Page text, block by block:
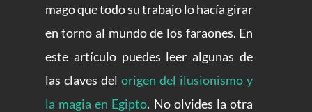
mago que todo su trabajo lo hacía girar
en torno al mundo de los faraones. En
este artículo puedes leer algunas de
las claves del origen del ilusionismo y
la magia en Egipto. No olvides la otra